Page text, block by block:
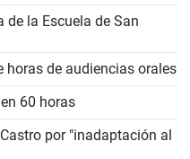
la Escuela de San
horas de audiencias orales
60 horas
por "inadaptación al